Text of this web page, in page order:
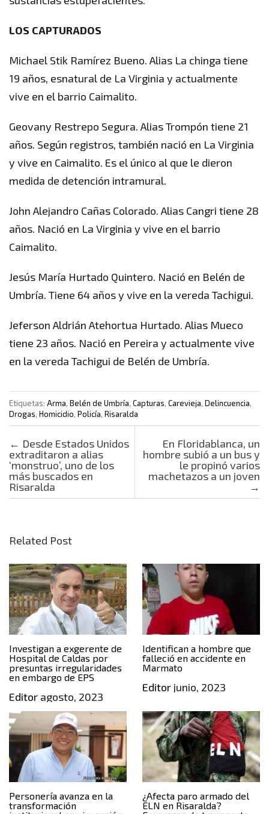
LOS CAPTURADOS
Michael Stik Ramírez Bueno. Alias La chinga tiene
19 años, esnatural de La Virginia y actualmente
vive en el barrio Caimalito.
Geovany Restrepo Segura. Alias Trompón tiene 21
años. Según registros, también nació en La Virginia
y vive en Caimalito. Es el único al que le dieron
medida de detención intramural.
John Alejandro Cañas Colorado. Alias Cangri tiene 28
años. Nació en La Virginia y vive en el barrio
Caimalito.
Jesús María Hurtado Quintero. Nació en Belén de
Umbría. Tiene 64 años y vive en la vereda Tachigui.
Jeferson Aldrián Atehortua Hurtado. Alias Mueco
tiene 23 años. Nació en Pereira y actualmente vive
en la vereda Tachigui de Belén de Umbría.
Etiquetas: Arma, Belén de Umbría, Capturas, Carevieja, Delincuencia,
Drogas, Homicidio, Policía, Risaralda
Post navigation
← Desde Estados Unidos
extraditaron a alias
‘monstruo’, uno de los
más buscados en
Risaralda
En Floridablanca, un
hombre subió a un bus y
le propinó varios
machetazos a un joven
→
Related Post
Investigan a exgerente de
Hospital de Caldas por
presuntas irregularidades
en embargo de EPS
Editor agosto, 2023
Identifican a hombre que
falleció en accidente en
Marmato
Editorjunio, 2023
Personería avanza en la
transformación
¿Afecta paro armado del
ELN en Risaralda?